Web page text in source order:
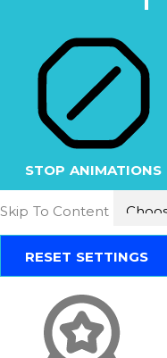
STOP ANIMATIONS
Skip To Content
RESET SETTINGS